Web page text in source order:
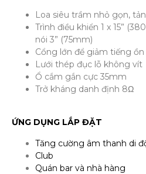
Loa siêu trầm nhỏ gọn,
Trình điều khiển 1 x 15”
nói 3” (75mm)
Cổng lớn để giảm tiếng
Lưới thép đục lỗ không vít
Ổ cắm gắn cực 35mm
Trở kháng danh định 8Ω
ỨNG DỤNG LẮP ĐẶT
Tăng cường âm thanh di
Club
Quán bar và nhà hàng